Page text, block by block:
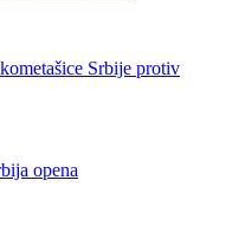
Srbije protiv
opena